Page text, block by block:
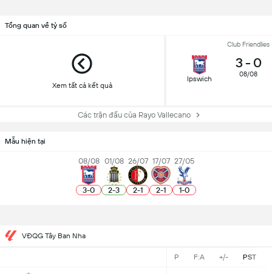
Tổng quan về tỷ số
Xem tất cả kết quả
Club Friendlies
Ipswich
3 - 0
08/08
Các trận đấu của Rayo Vallecano
Mẫu hiện tại
08/08
3-0
01/08
2-3
26/07
2-1
17/07
2-1
27/05
1-0
VĐQG Tây Ban Nha
P F:A +/- PST